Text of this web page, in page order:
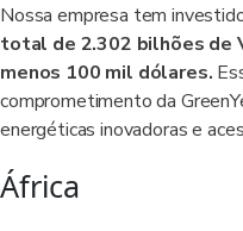
Nossa empresa tem
total de 2.302 bilhões de
menos 100 mil dólares.
comprometimento da
energéticas inovadoras e
África